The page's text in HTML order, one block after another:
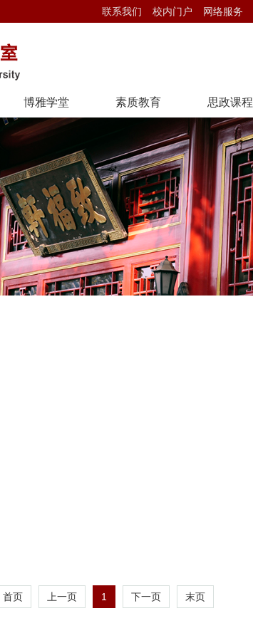
联系我们 校内门户 网络服务
博雅学堂 素质教育 思政课程
首页 上一页 1 下一页 末页